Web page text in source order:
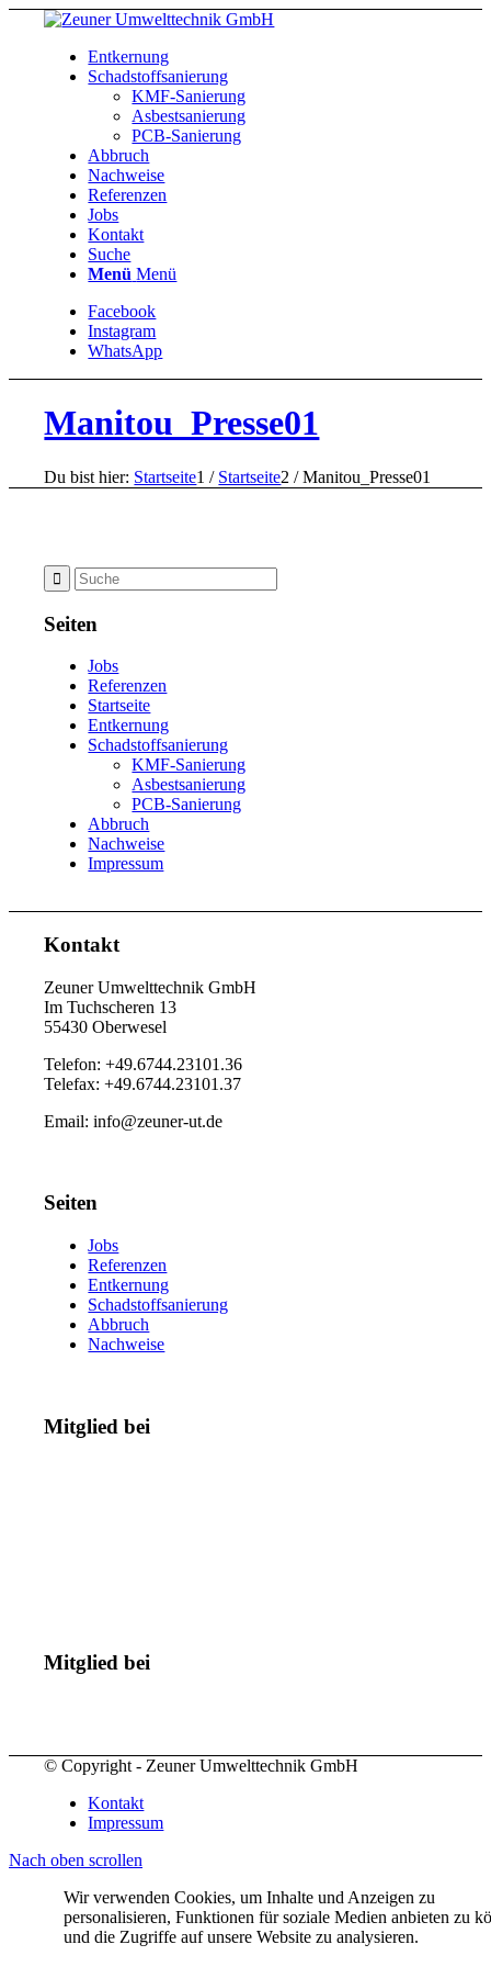
Entkernung
Schadstoffsanierung
KMF-Sanierung
Asbestsanierung
PCB-Sanierung
Abbruch
Nachweise
Referenzen
Jobs
Kontakt
Suche
Menü Menü
Facebook
Instagram
WhatsApp
Manitou_Presse01
Du bist hier: Startseite1 / Startseite2 / Manitou_Presse01
Seiten
Jobs
Referenzen
Startseite
Entkernung
Schadstoffsanierung
KMF-Sanierung
Asbestsanierung
PCB-Sanierung
Abbruch
Nachweise
Impressum
Kontakt
Zeuner Umwelttechnik GmbH
Im Tuchscheren 13
55430 Oberwesel
Telefon: +49.6744.23101.36
Telefax: +49.6744.23101.37
Email: info@zeuner-ut.de
Seiten
Jobs
Referenzen
Entkernung
Schadstoffsanierung
Abbruch
Nachweise
Mitglied bei
Mitglied bei
© Copyright - Zeuner Umwelttechnik GmbH
Kontakt
Impressum
Nach oben scrollen
Wir verwenden Cookies, um Inhalte und Anzeigen zu
personalisieren, Funktionen für soziale Medien anbieten zu
und die Zugriffe auf unsere Website zu analysieren.